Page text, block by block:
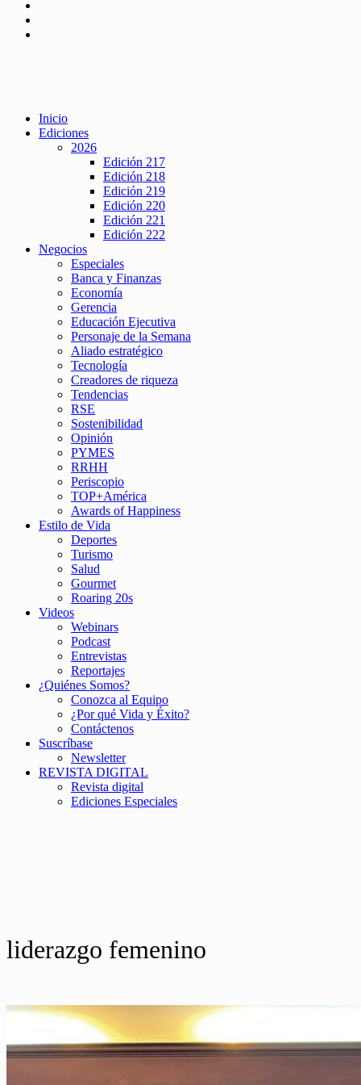
Inicio
Ediciones
2026
Edición 217
Edición 218
Edición 219
Edición 220
Edición 221
Edición 222
Negocios
Especiales
Banca y Finanzas
Economía
Gerencia
Educación Ejecutiva
Personaje de la Semana
Aliado estratégico
Tecnología
Creadores de riqueza
Tendencias
RSE
Sostenibilidad
Opinión
PYMES
RRHH
Periscopio
TOP+América
Awards of Happiness
Estilo de Vida
Deportes
Turismo
Salud
Gourmet
Roaring 20s
Videos
Webinars
Podcast
Entrevistas
Reportajes
¿Quiénes Somos?
Conozca al Equipo
¿Por qué Vida y Éxito?
Contáctenos
Suscríbase
Newsletter
REVISTA DIGITAL
Revista digital
Ediciones Especiales
liderazgo femenino